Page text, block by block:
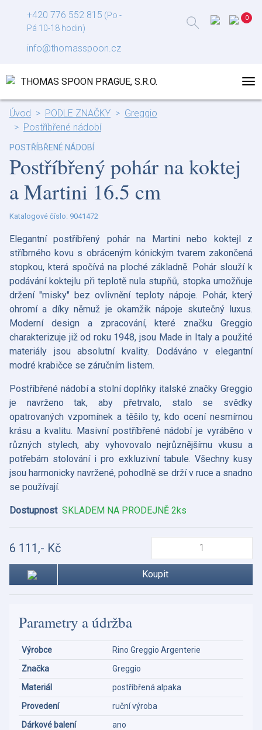
+420 776 552 815 (Po -
Pá 10-18 hodin)
info@thomasspoon.cz
Úvod PODLE ZNAČKY
Greggio
Postříbřené nádobí
POSTŘÍBŘENÉ NÁDOBÍ
Postříbřený pohár na koktej
a Martini 16.5 cm
Katalogové číslo: 9041472
Elegantní postříbřený pohár na Martini nebo koktejl z
stříbrného kovu s obráceným kónickým tvarem zakončená
stopkou, která spočívá na ploché základně. Pohár slouží k
podávání koktejlu při teplotě nula stupňů, stopka umožňuje
držení "misky" bez ovlivnění teploty nápoje. Pohár, který
ohromí a díky němuž je okamžik nápoje skutečný luxus.
Moderní design a zpracování, které značku Greggio
charakterizuje již od roku 1948, jsou Made in Italy a použité
materiály jsou absolutní kvality.
Dodáváno v elegantní
modré krabičce se záručním listem.
Postříbřené nádobí a stolní doplňky italské značky Greggio
je navrženo tak, aby přetrvalo, stalo se svědky
opatrovaných vzpomínek a těšilo ty, kdo ocení nesmírnou
krásu a kvalitu. Masivní postříbřené nádobí je vyráběno v
různých stylech, aby vyhovovalo nejrůznějšímu vkusu a
potřebám stolování i pro exkluzivní tabule. Všechny kusy
jsou harmonicky navržené, pohodlně se drží v ruce a snadno
se používají.
Dostupnost SKLADEM NA PRODEJNĚ 2ks
6 111,- Kč
Koupit
Parametry a údržba
Výrobce
Rino Greggio Argenterie
Značka
Greggio
Materiál
postříbřená alpaka
Provedení
ruční výroba
Dárkové balení
ano